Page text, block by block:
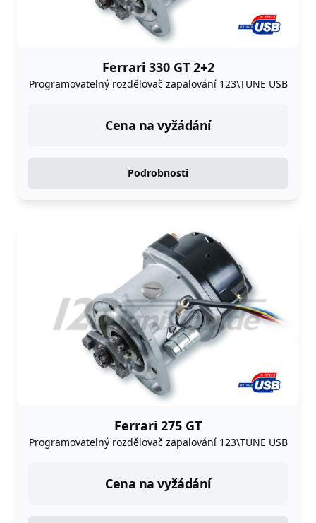
Ferrari 330 GT 2+2
Programovatelný rozdělovač zapalování 123\TUNE USB
Cena na vyžádání
Podrobnosti
Ferrari 275 GT
Programovatelný rozdělovač zapalování 123\TUNE USB
Cena na vyžádání